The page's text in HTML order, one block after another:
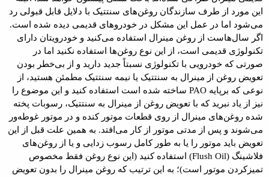
این مورد از طرف سازندگان روغن‌های سنتتیک با دلایل قابل قبولی رد
می‌شود اما در عمل این مشکل در خودروهای قدیمی دیده شده است.
اگر سال‌هاست از روغن مینرال استفاده می‌کنید و خودرویتان دارای
تکنولوژی قدیمی است، از این نوع روغن‌ها استفاده نکنید اما در
صورتی که خودرویی با تکنولوژی نسبتاً جدید دارید و از بی‌خطر بودن
تعویض روغن از مینرال به سنتتیک یا نیمه سنتتیک مطمئن هستید، از
نوعی که برپایه PAO ساخته شده است استفاده کنید و این موضوع را
نیز از یاد نبرید که با تعویض روغن از مینرال به سنتتیک، رسوبات پخته
شده روغن‌های مینرال از روی قطعات موتور کنده و در موتور غوطه‌ور
می‌شوند و پس از مدتی موتور از کار می‌افتد. به همین علت قبل از این
تعویض باید موتور را یا به طور کامل رسوب زدایی و یا از روغن‌های
فلاشینگ (Flush Oil) استفاده کنید (این نوع روغن فقط مخصوص
تمیزکردن موتور است)؛ به این ترتیب که روغن مینرال را بدون تعویض